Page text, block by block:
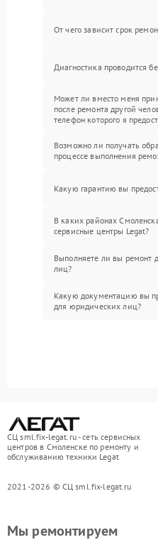
От чего зависит срок
Диагностика проводится
Может ли вместо меня
после ремонта другой
телефон которого я
Возможно ли получать
процессе выполнения
Какую гарантию вы
В каких районах
сервисные центры Legat?
Выполняете ли вы ремонт
лиц?
Какую документацию вы
для юридических лиц?
СЦ sml.fix-legat.ru - сеть сервисных
центров в Смоленске по ремонту и
обслуживанию техники Legat
2021-2026 © СЦ sml.fix-legat.ru
Мы ремонтируем